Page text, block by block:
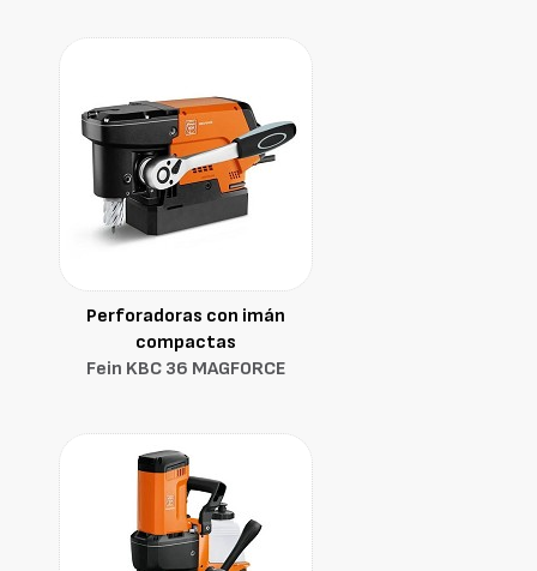
Perforadoras con imán
compactas
Fein KBC 36 MAGFORCE